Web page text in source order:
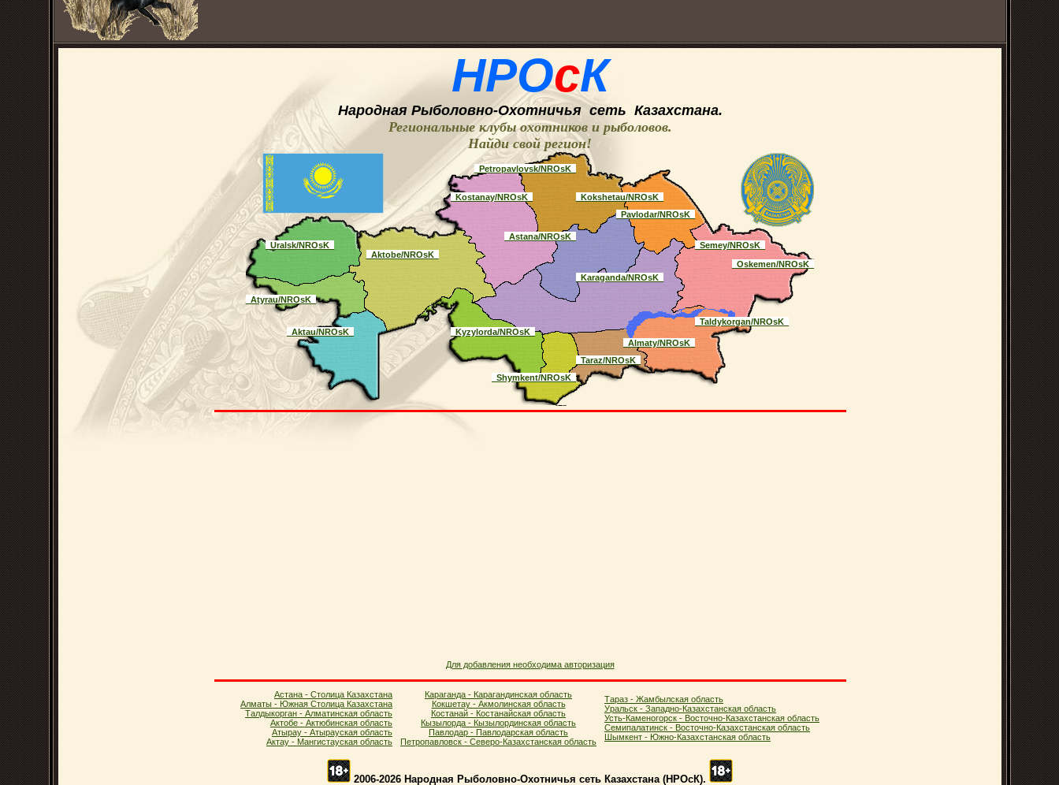
НРОсК
Народная Рыболовно-Oхотничья сеть Казахстана.
Региональные клубы охотников и рыболовов.
Найди свой регион!
_Petropavlovsk/NROsK_
_Kostanay/NROsK_
_Kokshetau/NROsK_
_Pavlodar/NROsK_
_Uralsk/NROsK_
_Aktobe/NROsK_
_Astana/NROsK_
_Semey/NROsK_
_Karaganda/NROsK_
_Oskemen/NROsK_
_Atyrau/NROsK_
_Aktau/NROsK_
_Kyzylorda/NROsK_
_Almaty/NROsK_
_Taldykorgan/NROsK_
_Taraz/NROsK_
_Shymkent/NROsK_
Для добавления необходима авторизация
Астана - Столица Казахстана
Алматы - Южная Столица Казахстана
Талдыкорган - Алматинская область
Актобе - Актюбинская область
Атырау - Атырауская область
Актау - Мангистауская область
Караганда - Карагандинская область
Кокшетау - Акмолинская область
Костанай - Костанайская область
Кызылорда - Кызылординская область
Павлодар - Павлодарская область
Петропавловск - Северо-Казахстанская область
Тараз - Жамбылская область
Уральск - Западно-Казахстанская область
Усть-Каменогорск - Восточно-Казахстанская область
Семипалатинск - Восточно-Казахстанская область
Шымкент - Южно-Казахстанская область
2006-2026 Народная Рыболовно-Охотничья сеть Казахстана (НPOcК).